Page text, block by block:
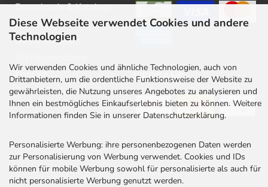
Diese Webseite verwendet Cookies und andere
Technologien
Wir verwenden Cookies und ähnliche Technologien, auch von
Drittanbietern, um die ordentliche Funktionsweise der Website zu
gewährleisten, die Nutzung unseres Angebotes zu analysieren und
Ihnen ein bestmögliches Einkaufserlebnis bieten zu können. Weitere
Informationen finden Sie in unserer Datenschutzerklärung.
Personalisierte Werbung: ihre personenbezogenen Daten werden
zur Personalisierung von Werbung verwendet. Cookies und IDs
können für mobile Werbung sowohl für personalisierte als auch für
nicht personalisierte Werbung genutzt werden.
Downloads & Kataloge
Newsletter
Barrierefreiheit
Kontakt
Rabatt Codes
VERSAND